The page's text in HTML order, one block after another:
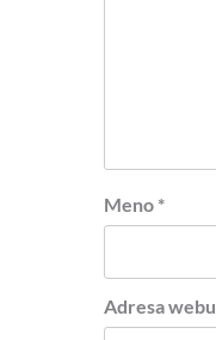
Meno *
Adresa webu